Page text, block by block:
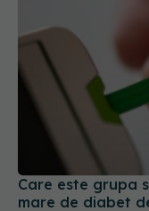
Care este grupa
mare de diabet